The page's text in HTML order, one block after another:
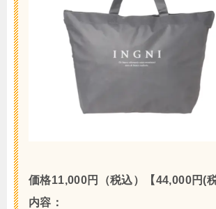
価格11,000円（税込）【44,000円(
内容：